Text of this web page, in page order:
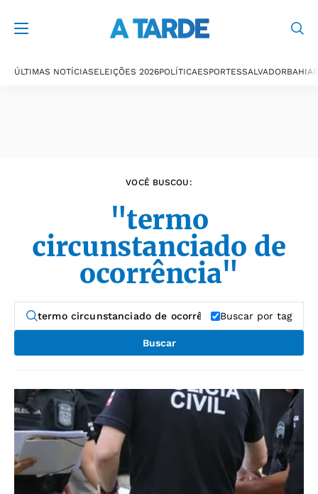
ÚLTIMAS NOTÍCIASELEIÇÕES 2026POLÍTICAESPORTESSALVADORBAHIA
VOCÊ BUSCOU:
"termo
circunstanciado de
ocorrência"
Buscar por tag
Buscar